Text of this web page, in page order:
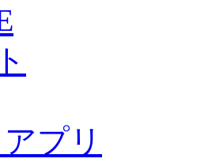
プリ